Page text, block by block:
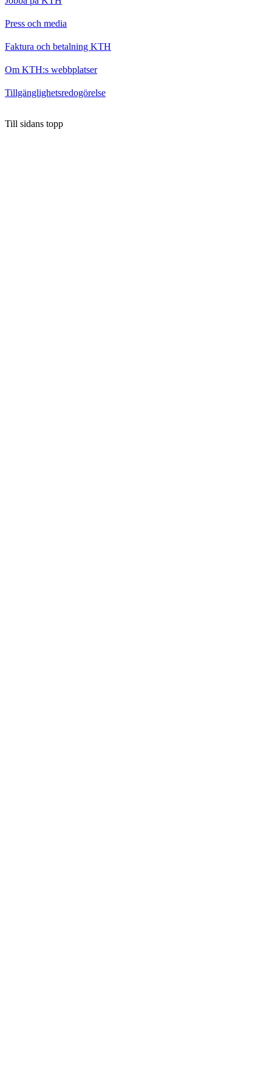
Press och media
Faktura och betalning KTH
Om KTH:s webbplatser
Tillgänglighetsredogörelse
Till sidans topp